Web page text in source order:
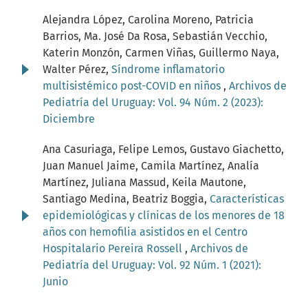
Alejandra López, Carolina Moreno, Patricia
Barrios, Ma. José Da Rosa, Sebastián Vecchio,
Katerin Monzón, Carmen Viñas, Guillermo Naya,
Walter Pérez, Síndrome inflamatorio
multisistémico post-COVID en niños , Archivos de
Pediatría del Uruguay: Vol. 94 Núm. 2 (2023):
Diciembre
Ana Casuriaga, Felipe Lemos, Gustavo Giachetto,
Juan Manuel Jaime, Camila Martínez, Analía
Martínez, Juliana Massud, Keila Mautone,
Santiago Medina, Beatriz Boggia, Características
epidemiológicas y clínicas de los menores de 18
años con hemofilia asistidos en el Centro
Hospitalario Pereira Rossell , Archivos de
Pediatría del Uruguay: Vol. 92 Núm. 1 (2021):
Junio